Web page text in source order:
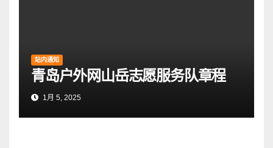
站内通知
青岛户外网山岳志愿服务队章程
1月 5, 2025